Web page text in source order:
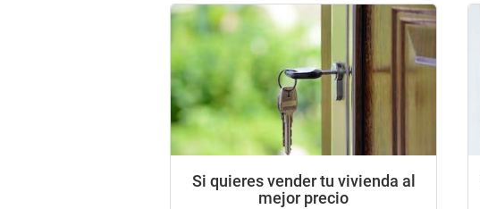
Si quieres vender tu vivienda al
mejor precio